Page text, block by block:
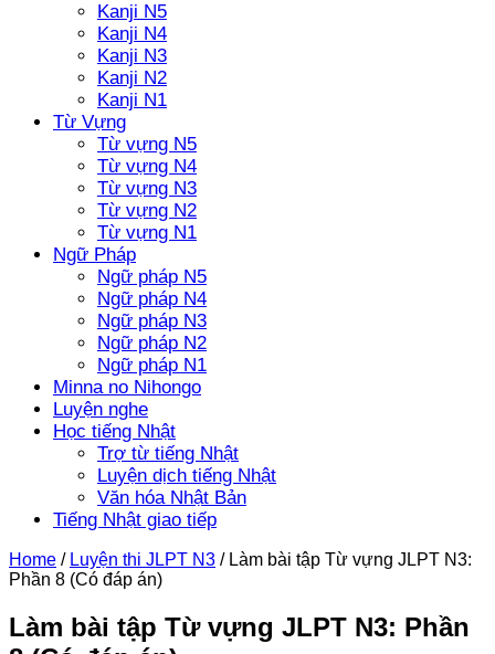
Kanji N5
Kanji N4
Kanji N3
Kanji N2
Kanji N1
Từ Vựng
Từ vựng N5
Từ vựng N4
Từ vựng N3
Từ vựng N2
Từ vựng N1
Ngữ Pháp
Ngữ pháp N5
Ngữ pháp N4
Ngữ pháp N3
Ngữ pháp N2
Ngữ pháp N1
Minna no Nihongo
Luyện nghe
Học tiếng Nhật
Trợ từ tiếng Nhật
Luyện dịch tiếng Nhật
Văn hóa Nhật Bản
Tiếng Nhật giao tiếp
Home / Luyện thi JLPT N3 / Làm bài tập Từ vựng JLPT N3:
Phần 8 (Có đáp án)
Làm bài tập Từ vựng JLPT N3: Phần